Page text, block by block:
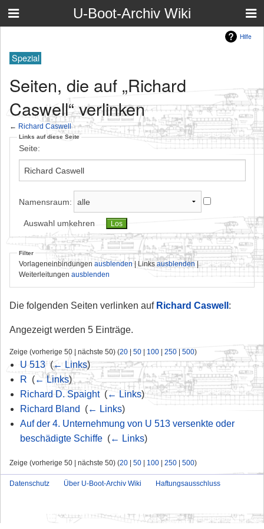
U-Boot-Archiv Wiki
Hilfe
Spezial
Seiten, die auf „Richard
Caswell“ verlinken
← Richard Caswell
Links auf diese Seite
Seite:
Namensraum:
Auswahl umkehren
Filter
Vorlageneinbindungen ausblenden| Linksausblenden|
Weiterleitungen ausblenden
Die folgenden Seiten verlinken auf Richard Caswell :
Angezeigt werden 5 Einträge.
Zeige (vorherige 50 | nächste 50) (20 | 50 | 100 | 250 | 500)
U 513‎(← Links)
R (← Links)
Richard D. Spaight‎ (← Links)
Richard Bland
(← Links)
Auf der 4. Unternehmung von U 513 versenkte oder
beschädigte Schiffe‎ (← Links)
Zeige (vorherige 50 | nächste 50) (20 | 50 | 100 | 250 | 500)
Datenschutz Über U-Boot-Archiv Wiki Haftungsausschluss